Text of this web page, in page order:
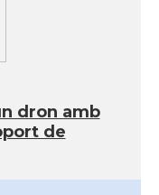
dron amb
de